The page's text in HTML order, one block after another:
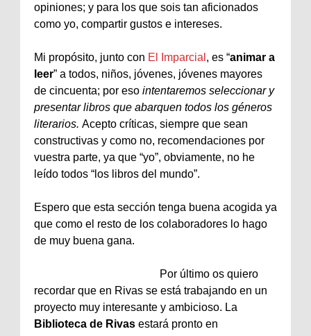
opiniones; y para los que sois tan aficionados
como yo, compartir gustos e intereses.
Mi propósito, junto con El Imparcial , es “animar a
leer” a todos, niños, jóvenes, jóvenes mayores
de cincuenta; por eso intentaremos seleccionar y
presentar libros que abarquen todos los géneros
literarios. Acepto críticas, siempre que sean
constructivas y como no, recomendaciones por
vuestra parte, ya que “yo”, obviamente, no he
leído todos “los libros del mundo”.
Espero que esta sección tenga buena acogida ya
que como el resto de los colaboradores lo hago
de muy buena gana.
Por último os quiero
recordar que en Rivas se está trabajando en un
proyecto muy interesante y ambicioso. La
Biblioteca de Rivas estará pronto en